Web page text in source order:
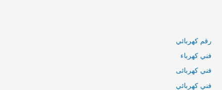
رقم كهربائي
فني كهرباء
فني كهربائى
فني كهربائي